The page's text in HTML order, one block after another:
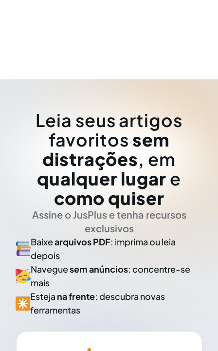
Leia seus artigos
favoritos sem
distrações, em
qualquer lugar e
como quiser
Assine o JusPlus e tenha recursos
exclusivos
Baixearquivos PDF: imprima ou leia
depois
Naveguesem anúncios: concentre-se
mais
Esteja na frente: descubra novas
ferramentas